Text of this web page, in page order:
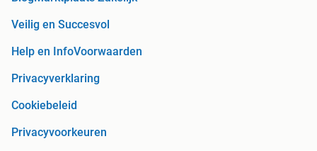
Veilig en Succesvol
Help en InfoVoorwaarden
Privacyverklaring
Cookiebeleid
Privacyvoorkeuren